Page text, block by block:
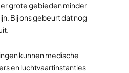
grote gebieden minder
Bij ons gebeurt dat nog
kunnen medische
en luchtvaartinstanties